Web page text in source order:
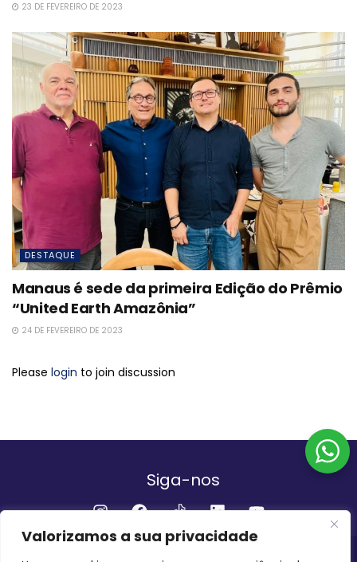
Valorizamos a sua privacidade
23 DE FEVEREIRO DE 2023
DESTAQUE
Manaus é sede da primeira Edição do Prêmio
“United Earth Amazônia”
24 DE FEVEREIRO DE 2023
Please login to join discussion
Siga-nos
Institucional